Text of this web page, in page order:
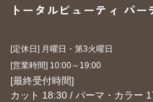
トータルビューティ パー
[定休日] 月曜日・第3火曜日
​​​​​​​[営業時間] 10:00～19:00
​​​​​​​[最終受付時間]
カット 18:30 / パーマ・カラー